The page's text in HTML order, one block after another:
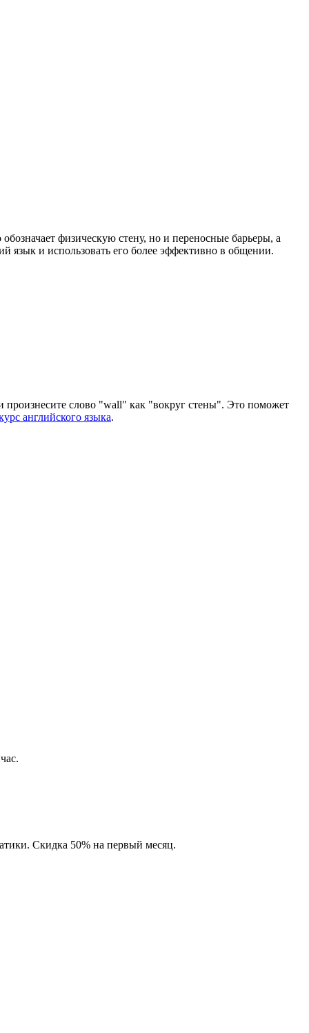
физическую стену, но и переносные барьеры, а
язык и использовать его более эффективно в общении.
произнесите слово "wall" как "вокруг стены". Это поможет
английского языка.
Скидка 50% на первый месяц.